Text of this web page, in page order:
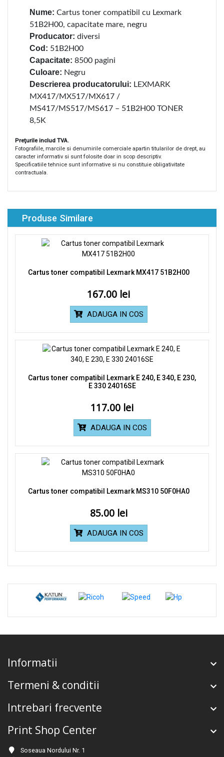
Nume: Cartus toner compatibil cu Lexmark
51B2H00, capacitate mare, negru
Producator: diversi
Cod: 51B2H00
Capacitate: 8500 pagini
Culoare: Negru
Descrierea producatorului: LEXMARK
MX417/MX517/MX617 /
MS417/MS517/MS617 – 51B2H00 TONER
8,5K
Preţurile includ TVA.
Fotografiile, marcile si denumirile comerciale apartin titularilor de drept, au
caracter informativ si sunt folosite doar in scop descriptiv.
Specificatiile tehnice sunt informative si nu constituie obligativitate
contractuala.
Produse Similare
Cartus toner compatibil Lexmark MX417 51B2H00
167.00
ADAUGA IN COS
Cartus toner compatibil Lexmark E 240, E 340, E 230,
E 330 24016SE
117.00
ADAUGA IN COS
Cartus toner compatibil Lexmark MS310 50F0HA0
85.00
ADAUGA IN COS
Informatii
Termeni & conditii
Intrebari frecvente
Print Shop Center
Soseaua Nordului Nr. 1